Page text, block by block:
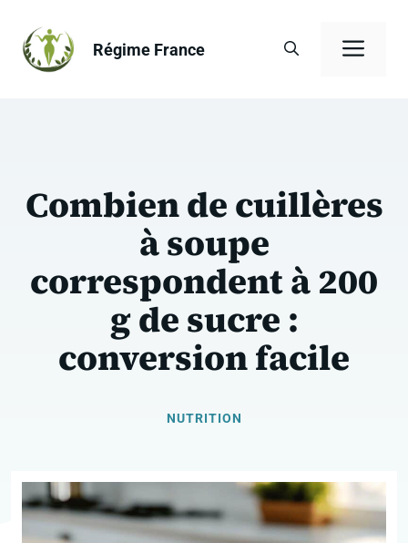
contenu
Régime France
Combien de cuillères
à soupe
correspondent à 200
g de sucre :
conversion facile
NUTRITION